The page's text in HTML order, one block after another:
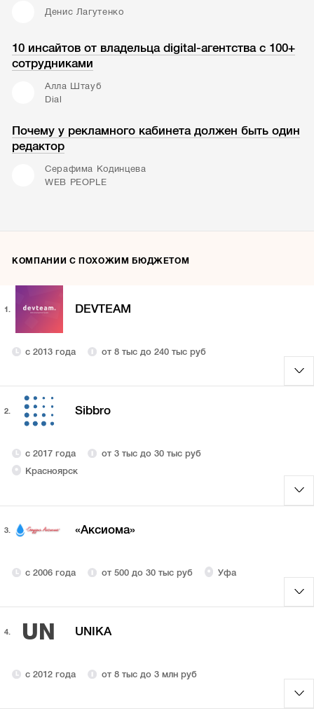
Денис Лагутенко
10 инсайтов от владельца digital-агентства с 100+
сотрудниками
Алла Штауб
Dial
Почему у рекламного кабинета должен быть один
редактор
Серафима Кодинцева
WEB PEOPLE
КОМПАНИИ С ПОХОЖИМ БЮДЖЕТОМ
1. DEVTEAM
с 2013 года от 8 тыс до 240 тыс руб
2. Sibbro
с 2017 года
от 3 тыс до 30 тыс руб
Красноярск
3. «Аксиома»
с 2006 года от 500 до 30 тыс руб Уфа
4. UN UNIKA
с 2012 года от 8 тыс до 3 млн руб